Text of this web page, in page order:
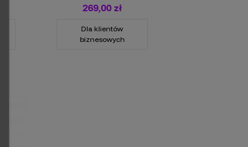
269,00 zł
Dla klientów
biznesowych